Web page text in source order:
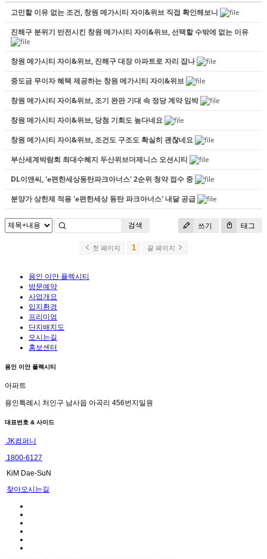
고민할 이유 없는 조건, 창원 메가시티 자이&위브 직접 확인해보니
진해구 분위기 반전시킨 창원 메가시티 자이&위브, 선택할 수밖에 없는 이유
창원 메가시티 자이&위브, 진해구 대장 아파트로 자리 잡나
중도금 무이자 혜택 제공하는 창원 메가시티 자이&위브
창원 메가시티 자이&위브, 조기 완판 기대 속 정당 계약 임박
창원 메가시티 자이&위브, 당첨 기회도 높다네요
창원 메가시티 자이&위브, 조건도 구조도 확실히 괜찮네요
부산세계박람회 최대수혜지 두산위브더제니스 오션시티
DL이앤씨, 'e편한세상동탄파크아너스' 2순위 청약 접수 중
분양가 상한제 적용 'e편한세상 동탄 파크아너스' 내달 공급
쓰기 태그
검색
첫 페이지 1 끝 페이지
용인 이안 플렉시티
방문예약
사업개요
입지환경
프리미엄
단지배치도
오시는길
홍보센터
용인 이안 플렉시티
아파트
용인특례시 처인구 남사읍 아곡리 456번지일원
대표번호 & 사이드
JK컴퍼니
1800-6127
KiM Dae-SuN
찾아오시는길